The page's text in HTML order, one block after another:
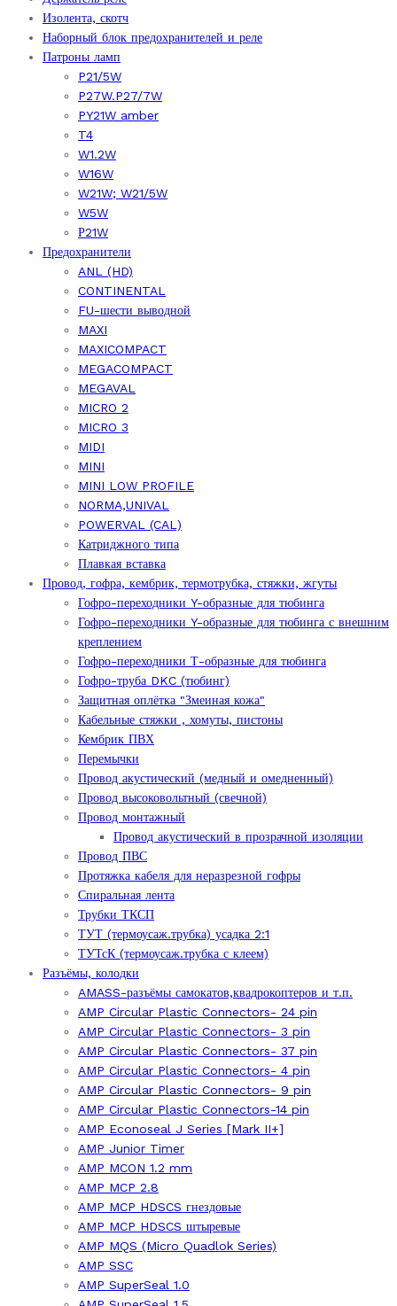
Изолента, скотч
Наборный блок предохранителей и реле
Патроны ламп
P21/5W
P27W.P27/7W
PY21W amber
T4
W1.2W
W16W
W21W; W21/5W
W5W
Р21W
Предохранители
ANL (HD)
CONTINENTAL
FU-шести выводной
MAXI
MAXICOMPACT
MEGACOMPACT
MEGAVAL
MICRO 2
MICRO 3
MIDI
MINI
MINI LOW PROFILE
NORMA,UNIVAL
POWERVAL (CAL)
Катриджного типа
Плавкая вставка
Провод, гофра, кембрик, термотрубка, стяжки, жгуты
Гофро-переходники Y-образные для тюбинга
Гофро-переходники Y-образные для тюбинга с внешним
креплением
Гофро-переходники Т-образные для тюбинга
Гофро-труба DKC (тюбинг)
Защитная оплётка "Змеиная кожа"
Кабельные стяжки , хомуты, пистоны
Кембрик ПВХ
Перемычки
Провод акустический (медный и омедненный)
Провод высоковольтный (свечной)
Провод монтажный
Провод акустический в прозрачной изоляции
Провод ПВС
Протяжка кабеля для неразрезной гофры
Спиральная лента
Трубки ТКСП
ТУТ (термоусаж.трубка) усадка 2:1
ТУТсК (термоусаж.трубка с клеем)
Разъёмы, колодки
AMASS-разъёмы самокатов,квадрокоптеров и т.п.
AMP Circular Plastic Connectors- 24 pin
AMP Circular Plastic Connectors- 3 pin
AMP Circular Plastic Connectors- 37 pin
AMP Circular Plastic Connectors- 4 pin
AMP Circular Plastic Connectors- 9 pin
AMP Circular Plastic Connectors-14 pin
AMP Econoseal J Series [Mark II+]
AMP Junior Timer
AMP MCON 1.2 mm
AMP MCP 2.8
AMP MCP HDSCS гнездовые
AMP MCP HDSCS штыревые
AMP MQS (Micro Quadlok Series)
AMP SSC
AMP SuperSeal 1.0